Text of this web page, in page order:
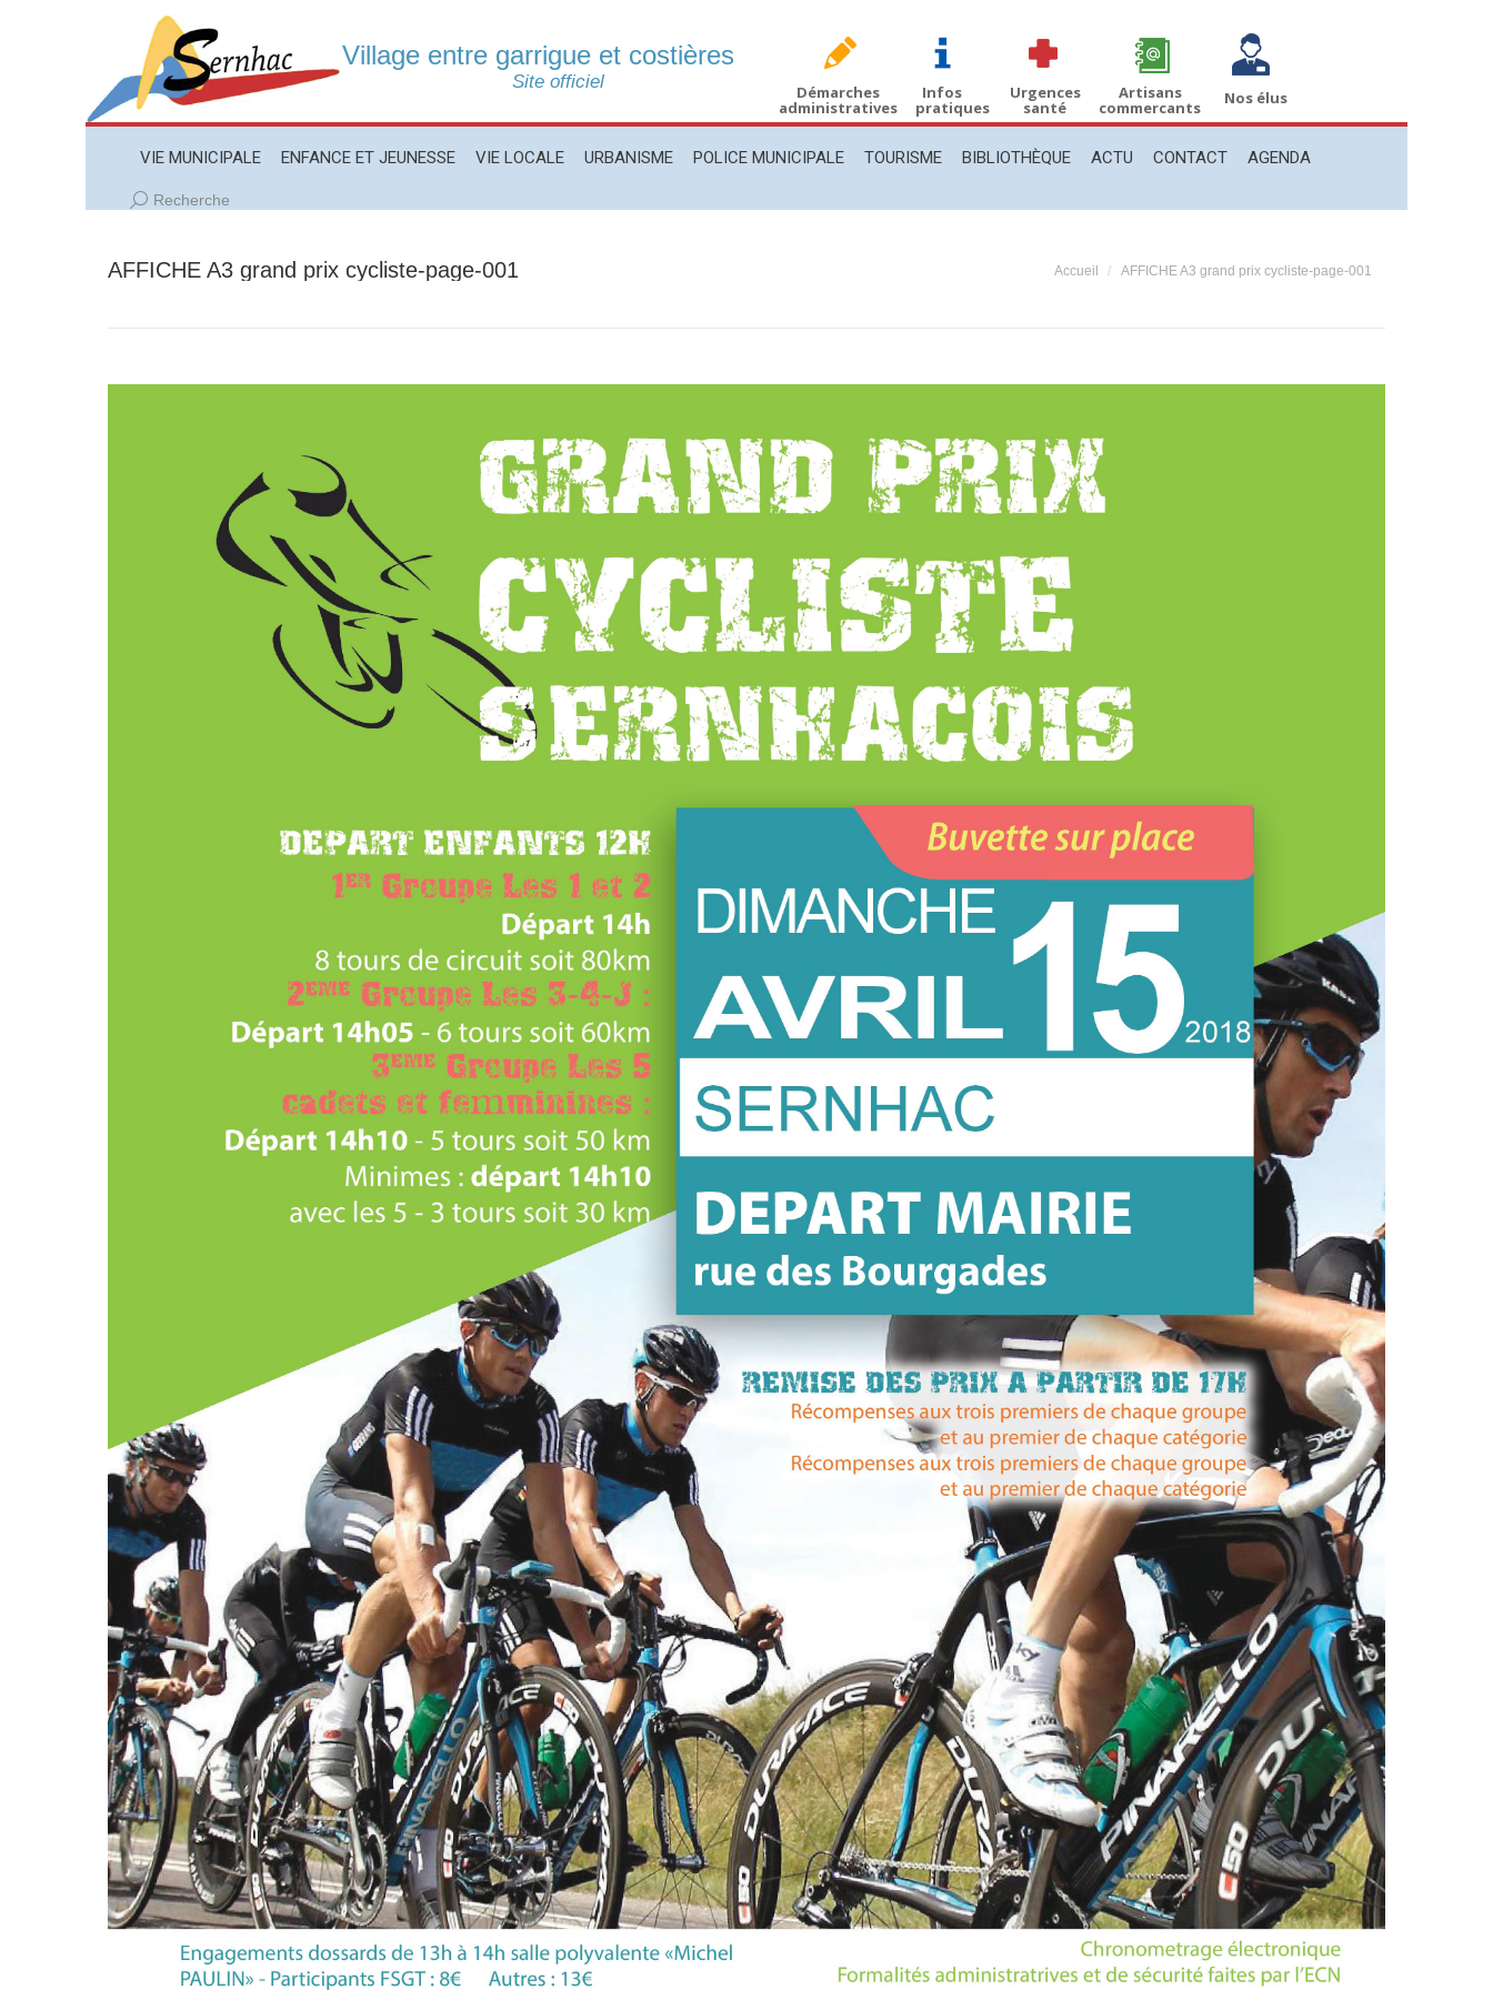
Village entre garrigue et costières
Site officiel Démarches
administratives
Infos
pratiques
Urgences
santé
Artisans
commercants Nos élus
VIE MUNICIPALE ENFANCE ET JEUNESSE VIE LOCALE URBANISME POLICE MUNICIPALE TOURISME BIBLIOTHÈQUE ACTU CONTACT AGENDA
Recherche
Recherche
AFFICHE A3 grand prix cycliste-page-001 Vous êtes ici :
Accueil AFFICHE A3 grand prix cycliste-page-001
VIE MUNICIPALE ENFANCE ET JEUNESSE VIE LOCALE URBANISME POLICE MUNICIPALE TOURISME BIBLIOTHÈQUE CONTACT AGENDA